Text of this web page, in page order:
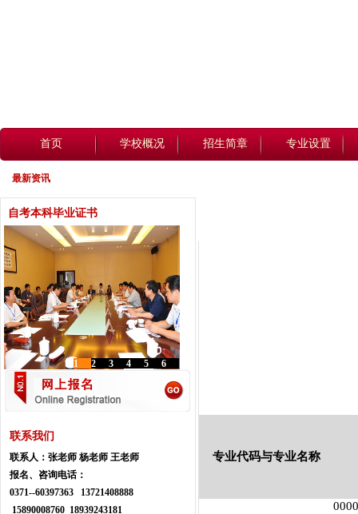
首页 学校概况 招生简章 专业设置
最新资讯
自考本科毕业证书
6
5
4
3
2
1
联系我们
联系人： 张老师 杨老师 王老师
报名、咨询电话：
0371--60397363 13721408888
15890008760 18939243181
专业代码与专业名称